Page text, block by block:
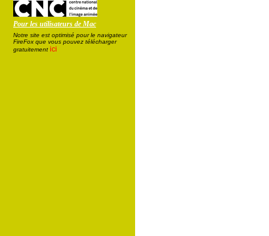
Pour les utilisateurs de Mac
Notre site est optimisé pour le navigateur
FireFox que vous pouvez télécharger
gratuitement ici